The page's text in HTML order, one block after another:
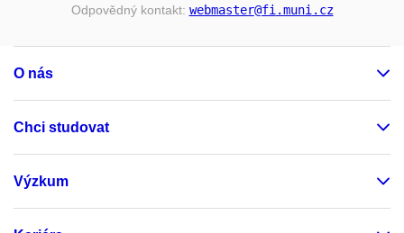
Odpovědný kontakt: webmaster@fi.muni.cz
O nás
Chci studovat
Výzkum